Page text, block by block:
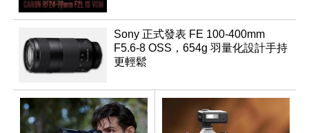
Sony 正式發表 FE 100-400mm
F5.6-8 OSS，654g 羽量化設計手持
更輕鬆